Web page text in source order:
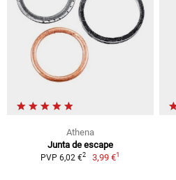
Athena
Junta de escape
PVP 6,02 €2 3,99 €1